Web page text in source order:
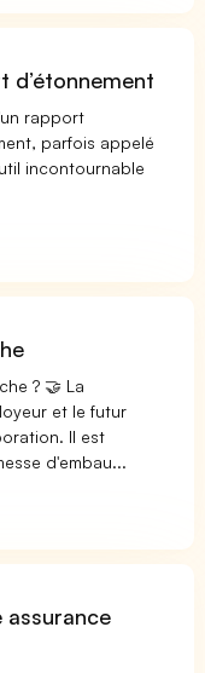
d’étonnement
rapport
parfois appelé
incontournable
? 🤝 La
et le futur
Il est
d'embau...
assurance